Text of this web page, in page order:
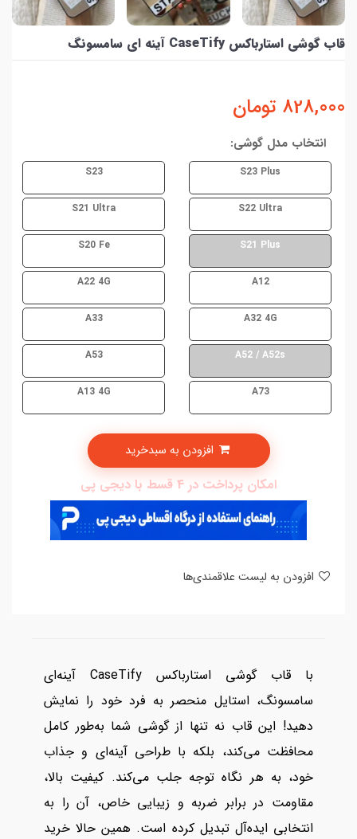
قاب گوشی استارباکس CaseTify آینه ای سامسونگ
828,000 تومان
انتخاب مدل گوشی:
S23 Plus
S23
S22 Ultra
S21 Ultra
S21 Plus
S20 Fe
A12
A22 4G
A32 4G
A33
A52 / A52s
A53
A73
A13 4G
امکان پرداخت در 4 قسط با دیجی پی
با قاب گوشی استارباکس CaseTify آینه‌ای
سامسونگ، استایل منحصر به فرد خود را نمایش
دهید! این قاب نه تنها از گوشی شما به‌طور کامل
محافظت می‌کند، بلکه با طراحی آینه‌ای و جذاب
خود، به هر نگاه توجه جلب می‌کند. کیفیت بالا،
مقاومت در برابر ضربه و زیبایی خاص، آن را به
انتخابی ایده‌آل تبدیل کرده است. همین حالا خرید